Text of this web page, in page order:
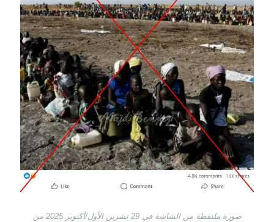
صورة ملتقطة من الشاشة في 29 تشرين الأول/أكتوبر 2025 من